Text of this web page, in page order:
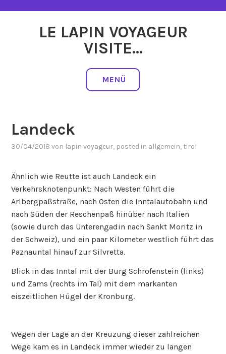
LE LAPIN VOYAGEUR
VISITE…
MENÜ
Landeck
30/04/2018 von lapin voyageur, posted in allgemein, tirol
Ähnlich wie Reutte ist auch Landeck ein
Verkehrsknotenpunkt: Nach Westen führt die
Arlbergpaßstraße, nach Osten die Inntalautobahn und
nach Süden der Reschenpaß hinüber nach Italien
(sowie durch das Unterengadin nach Sankt Moritz in
der Schweiz), und ein paar Kilometer westlich führt das
Paznauntal hinauf zur Silvretta.
Blick in das Inntal mit der Burg Schrofenstein (links)
und Zams (rechts im Tal) mit dem markanten
eiszeitlichen Hügel der Kronburg.
Wegen der Lage an der Kreuzung dieser zahlreichen
Wege kam es in Landeck immer wieder zu langen